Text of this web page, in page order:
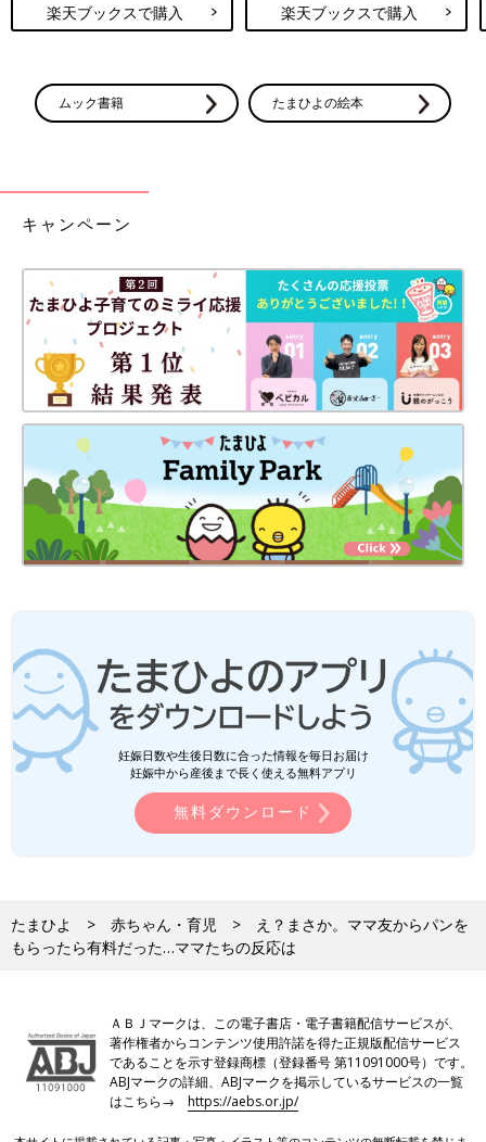
楽天ブックスで購入 楽天ブックスで購入
ムック書籍 たまひよの絵本
キャンペーン
妊娠日数や生後日数に合った情報を毎日お届け
妊娠中から産後まで長く使える無料アプリ
無料ダウンロード
たまひよ 赤ちゃん・育児
え？まさか。ママ友からパンを
もらったら有料だった…ママたちの反応は
ＡＢＪマークは、この電子書店・電子書籍配信サービスが、
著作権者からコンテンツ使用許諾を得た正規版配信サービス
であることを示す登録商標（登録番号 第11091000号）です。
ABJマークの詳細、ABJマークを掲示しているサービスの一覧
はこちら→https://aebs.or.jp/